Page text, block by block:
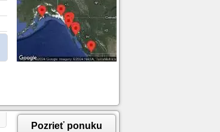
Pozrieť ponuku